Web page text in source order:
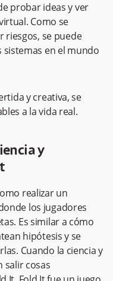
probar ideas y ver
Como se
riesgos, se puede
en el mundo
y creativa, se
a la vida real.
y
realizar un
los jugadores
Es similar a cómo
hipótesis y se
Cuando la ciencia y
salir cosas